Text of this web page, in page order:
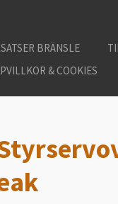
BRÄNSLE
& COOKIES